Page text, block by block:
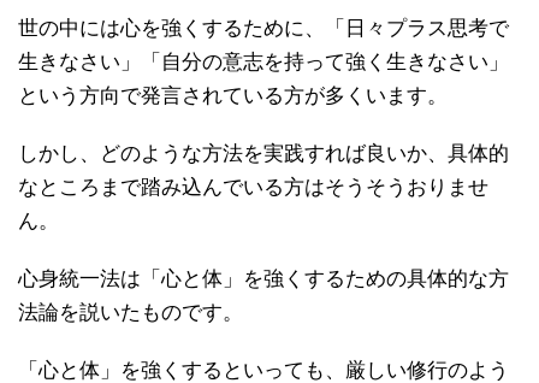
世の中には心を強くするために、「日々プラス思考で
生きなさい」「自分の意志を持って強く生きなさい」
という方向で発言されている方が多くいます。
しかし、どのような方法を実践すれば良いか、具体的
なところまで踏み込んでいる方はそうそうおりませ
ん。
心身統一法は「心と体」を強くするための具体的な方
法論を説いたものです。
「心と体」を強くするといっても、厳しい修行のよう